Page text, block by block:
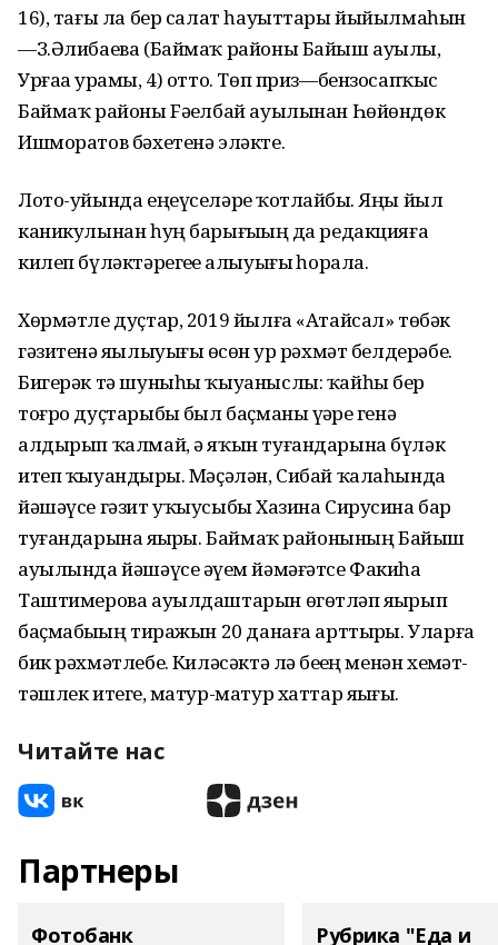
16), тағы ла бер салат һауыттары йыйылмаһын
—З.Әлибаева (Баймаҡ районы Байыш ауылы,
Урғаҙа урамы, 4) отто. Төп приз—бензосапҡыс
Баймаҡ районы Fәҙелбай ауылынан Һөйөндөк
Ишморатов бәхетенә эләкте.
Лото-уйында еңеүселәрҙе ҡотлайбыҙ. Яңы йыл
каникулынан һуң барығыҙҙың да редакцияға
килеп бүләктәрегеҙҙе алыуығыҙ һорала.
Хөрмәтле дуҫтар, 2019 йылға «Атайсал» төбәк
гәзитенә яҙылыуығыҙ өсөн ҙур рәхмәт белдерәбеҙ.
Бигерәк тә шуныһы ҡыуаныслы: ҡайһы бер
тоғро дуҫтарыбыҙ был баҫманы үҙҙәре генә
алдырып ҡалмай, ә яҡын туғандарына бүләк
итеп ҡыуандырҙы. Мәҫәлән, Сибай ҡалаһында
йәшәүсе гәзит уҡыусыбыҙ Хазина Сирусина бар
туғандарына яҙҙырҙы. Баймаҡ районының Байыш
ауылында йәшәүсе әүҙем йәмәғәтсе Факиһа
Таштимерова ауылдаштарын өгөтләп яҙҙырып
баҫмабыҙҙың тиражын 20 данаға арттырҙы. Уларға
бик рәхмәтлебеҙ. Киләсәктә лә беҙҙең менән хеҙмәт-
тәшлек итегеҙ, матур-матур хаттар яҙығыҙ.
Читайте нас
Партнеры
Фотобанк Рубрика "Еда и